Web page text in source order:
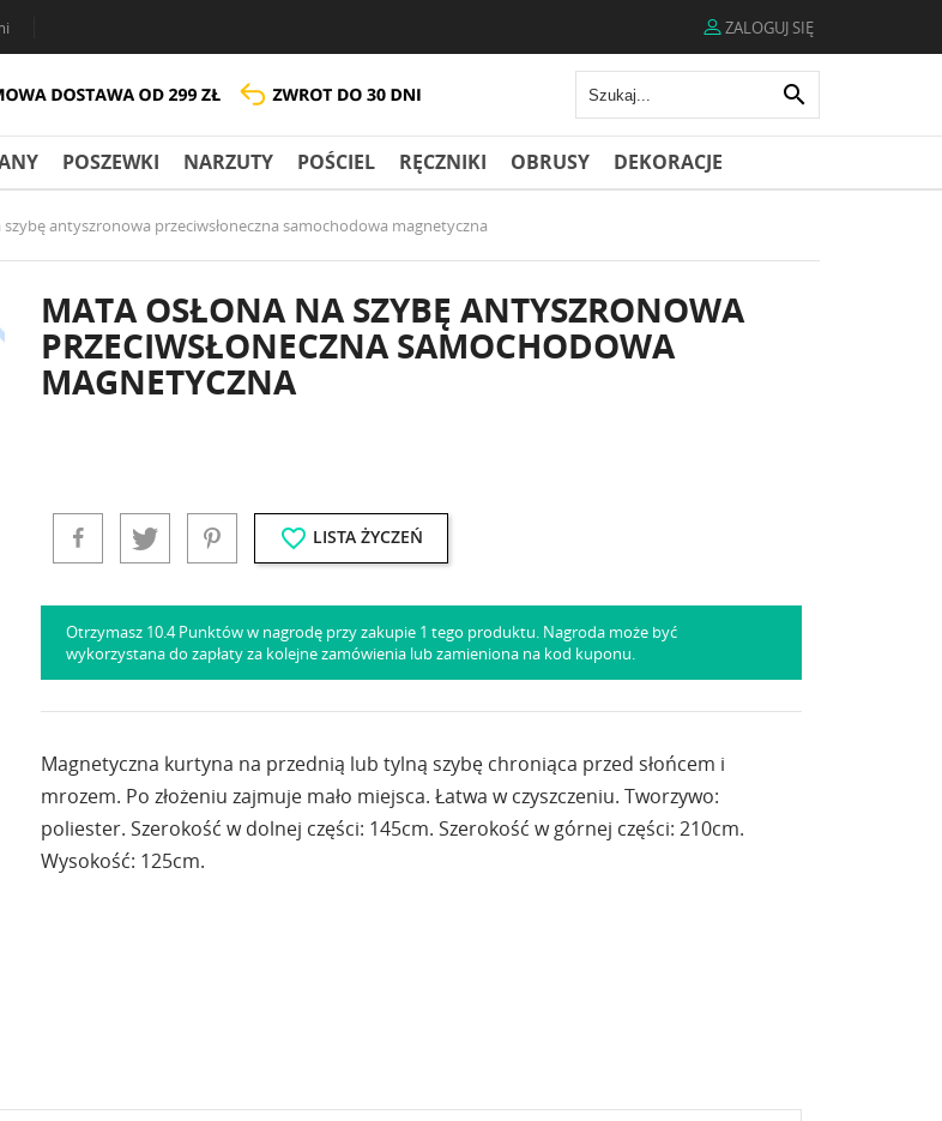
ZALOGUJ SIĘ

POSZEWKI NARZUTY POŚCIEL RĘCZNIKI OBRUSY DEKORACJE
szybę antyszronowa przeciwsłoneczna samochodowa magnetyczna
MATA OSŁONA NA SZYBĘ ANTYSZRONOWA
PRZECIWSŁONECZNA SAMOCHODOWA
MAGNETYCZNA
favorite_border LISTA ŻYCZEŃ
Otrzymasz 10.4 Punktów w nagrodę przy zakupie 1 tego produktu. Nagroda może być
wykorzystana do zapłaty za kolejne zamówienia lub zamieniona na kod kuponu.
Magnetyczna kurtyna na przednią lub tylną szybę chroniąca przed słońcem i
mrozem. Po złożeniu zajmuje mało miejsca. Łatwa w czyszczeniu. Tworzywo:
poliester. Szerokość w dolnej części: 145cm. Szerokość w górnej części: 210cm.
Wysokość: 125cm.